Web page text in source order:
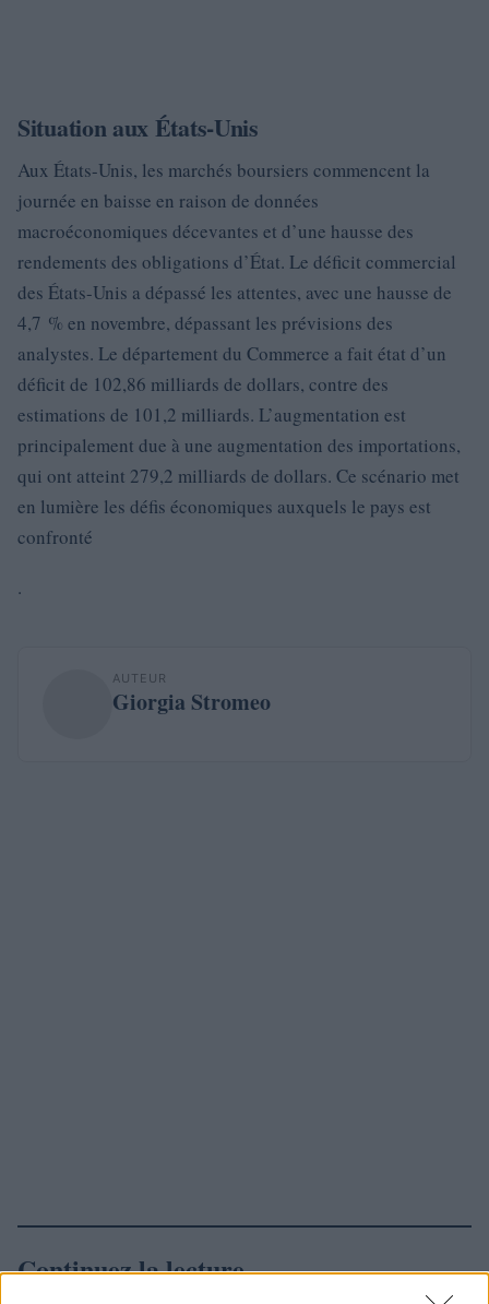
Situation aux États-Unis
Aux États-Unis, les marchés boursiers commencent la
journée en baisse en raison de données
macroéconomiques décevantes et d’une hausse des
rendements des obligations d’État. Le déficit commercial
des États-Unis a dépassé les attentes, avec une hausse de
4,7 % en novembre, dépassant les prévisions des
analystes. Le département du Commerce a fait état d’un
déficit de 102,86 milliards de dollars, contre des
estimations de 101,2 milliards. L’augmentation est
principalement due à une augmentation des importations,
qui ont atteint 279,2 milliards de dollars. Ce scénario met
en lumière les défis économiques auxquels le pays est
confronté
.
AUTEUR
Giorgia Stromeo
Continuez la lecture